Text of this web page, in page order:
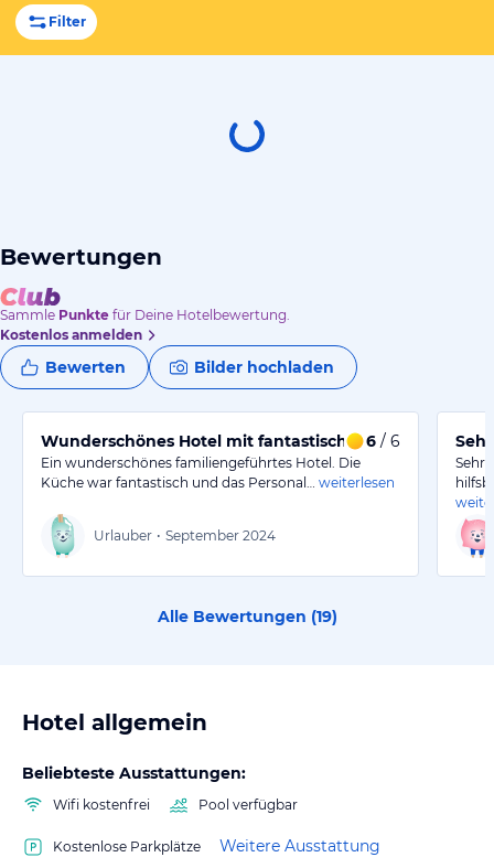
Filter
Bewertungen
Sammle Punkte für Deine Hotelbewertung.
Kostenlos anmelden
Bewerten Bilder hochladen
Wunderschönes Hotel mit fantastischer Küche und
6 / 6
Ein wunderschönes familiengeführtes Hotel. Die
Küche war fantastisch und das Personal…
weiterlesen
Urlauber • September 2024
Sehr
Alle Bewertungen (19)
Hotel allgemein
Beliebteste Ausstattungen:
Wifi kostenfrei Pool verfügbar
Kostenlose Parkplätze Weitere Ausstattung